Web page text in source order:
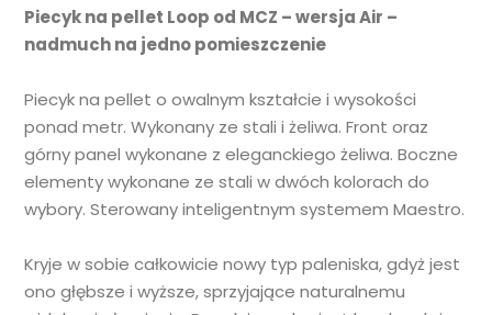
Piecyk na pellet Loop od MCZ – wersja Air –
nadmuch na jedno pomieszczenie
Piecyk na pellet o owalnym kształcie i wysokości
ponad metr. Wykonany ze stali i żeliwa. Front oraz
górny panel wykonane z eleganckiego żeliwa. Boczne
elementy wykonane ze stali w dwóch kolorach do
wybory. Sterowany inteligentnym systemem Maestro.
Kryje w sobie całkowicie nowy typ paleniska, gdyż jest
ono głębsze i wyższe, sprzyjające naturalnemu